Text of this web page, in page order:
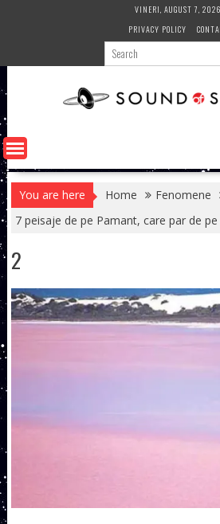
VINERI, AUGUST 7, 2026
PRIVACY POLICY
You are here Home
Fenomene
7 peisaje de pe Pamant, care par de
2